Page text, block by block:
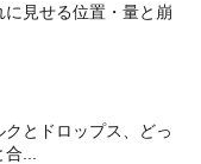
見せる位置・量と崩
とドロップス、どっ
合...